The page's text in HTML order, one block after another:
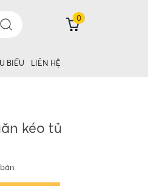
0
BIỂU LIÊN HỆ
kéo tủ